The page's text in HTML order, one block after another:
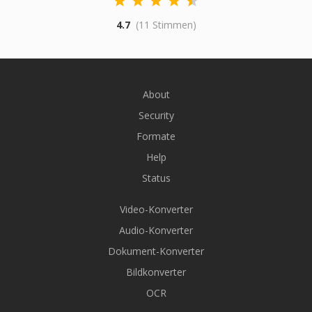
4.7 (11 Stimmen)
About
Security
Formate
Help
Status
Video-Konverter
Audio-Konverter
Dokument-Konverter
Bildkonverter
OCR